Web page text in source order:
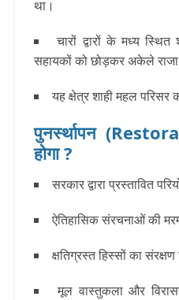
था।
चारों द्वारों के मध्य
सहायकों को छोड़कर अकेले
यह क्षेत्र शाही महल परिसर
पुनर्स्थापन
होगा ?
सरकार द्वारा प्रस्तावित
ऐतिहासिक संरचनाओं की
क्षतिग्रस्त हिस्सों का संरक्षण
मूल वास्तुकला और